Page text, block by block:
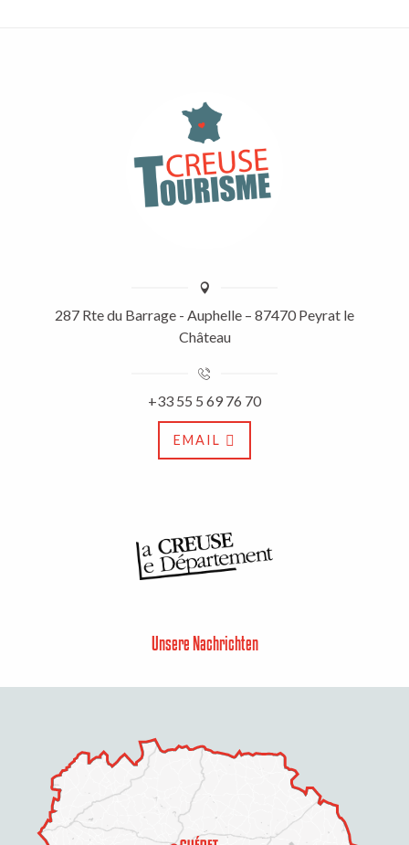
287 Rte du Barrage - Auphelle – 87470 Peyrat le
Château
+33 55 5 69 76 70
EMAIL
Unsere Nachrichten